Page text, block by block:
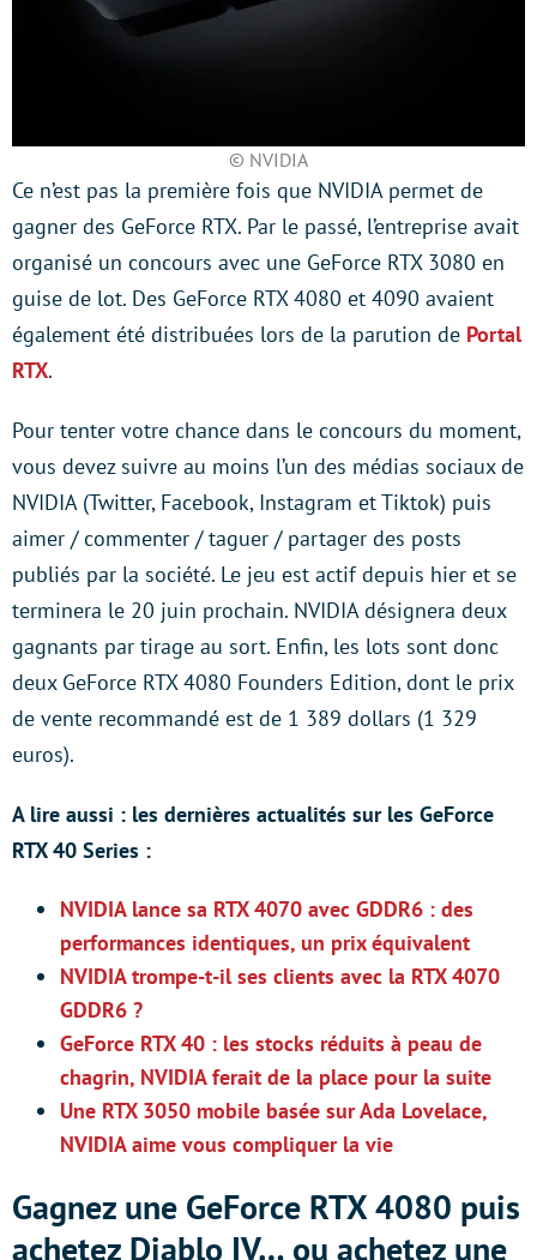
© NVIDIA
Ce n’est pas la première fois que NVIDIA permet de
gagner des GeForce RTX. Par le passé, l’entreprise avait
organisé un concours avec une GeForce RTX 3080 en
guise de lot. Des GeForce RTX 4080 et 4090 avaient
également été distribuées lors de la parution de Portal
RTX.
Pour tenter votre chance dans le concours du moment,
vous devez suivre au moins l’un des médias sociaux de
NVIDIA (Twitter, Facebook, Instagram et Tiktok) puis
aimer / commenter / taguer / partager des posts
publiés par la société. Le jeu est actif depuis hier et se
terminera le 20 juin prochain. NVIDIA désignera deux
gagnants par tirage au sort. Enfin, les lots sont donc
deux GeForce RTX 4080 Founders Edition, dont le prix
de vente recommandé est de 1 389 dollars (1 329
euros).
A lire aussi : les dernières actualités sur les GeForce
RTX 40 Series :
NVIDIA lance sa RTX 4070 avec GDDR6 : des
performances identiques, un prix équivalent
NVIDIA trompe-t-il ses clients avec la RTX 4070
GDDR6 ?
GeForce RTX 40 : les stocks réduits à peau de
chagrin, NVIDIA ferait de la place pour la suite
Une RTX 3050 mobile basée sur Ada Lovelace,
NVIDIA aime vous compliquer la vie
Gagnez une GeForce RTX 4080 puis
achetez Diablo IV… ou achetez une